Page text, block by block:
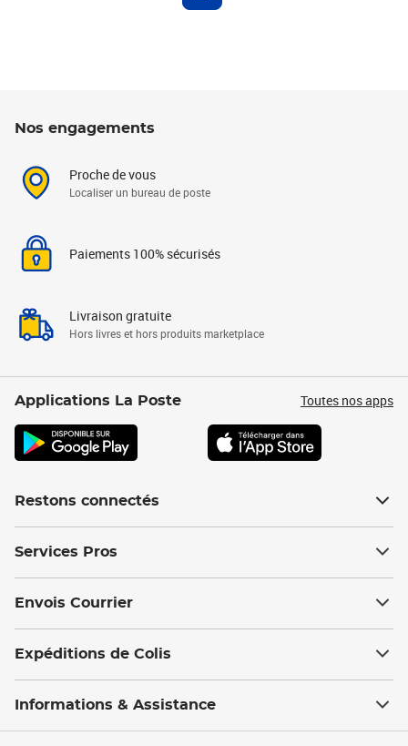
Nos engagements
Proche de vous
Localiser un bureau de poste
Paiements 100% sécurisés
Livraison gratuite
Hors livres et hors produits marketplace
Applications La Poste Toutes nos apps
Restons connectés
Services Pros
Envois Courrier
Expéditions de Colis
Informations & Assistance